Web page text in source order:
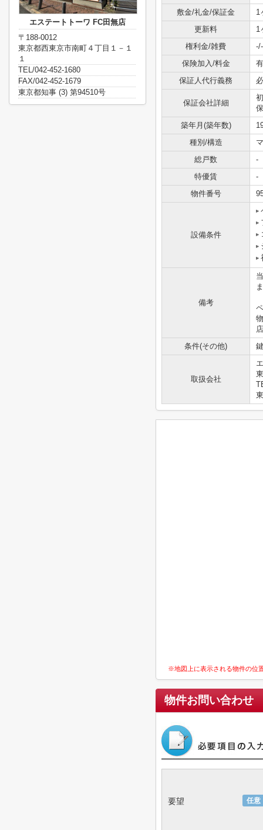
敷金/礼金/保証金
1
更新料
1
権利金/雑費
-/-
保険加入/料金
保証人代行義務
保証会社詳細
築年月(築年数)
種別/構造
総戸数
-
特優賃
-
物件番号
設備条件
備考
条件(その他)
取扱会社
※地図上に表示される物件の位
物件お問い合わせ
任意
要望
エステートトーワ FC田無店
〒188-0012
東京都西東京市南町４丁目１－１
１
TEL/042-452-1680
FAX/042-452-1679
東京都知事 (3) 第94510号